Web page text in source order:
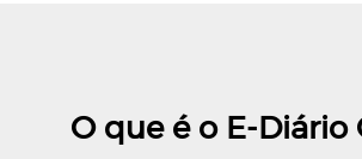
O que é o E-Diário